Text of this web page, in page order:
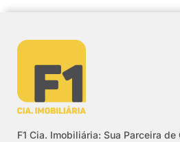
F1 Cia. Imobiliária: Sua Parceira